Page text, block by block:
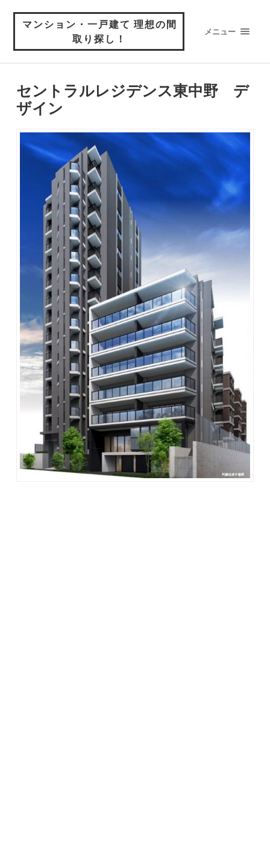
マンション・一戸建て 理想の間
取り探し！
メニュー
セントラルレジデンス東中野 デ
ザイン